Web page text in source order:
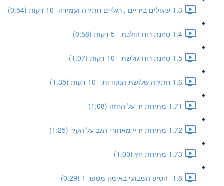
1.3 עיגולים בידיים , רגליים חתירה ועמידה- 10 דקות (0:54)
1.4 טחנת רוח הולכת - 5 דקות (0:58)
1.5 טחנת רוח גולשת - 10 דקות (1:07)
1.6 חתירה שלושת הנקודות - 10 דקות (1:35)
1.71 מתיחת יד על החזה (1:08)
1.72 מתיחת ידיי מאחורי הגב על הקיר (1:25)
1.73 מתיחת חץ (1:00)
1.8- הטיפ השבועי באימון מספר 1 (0:29)